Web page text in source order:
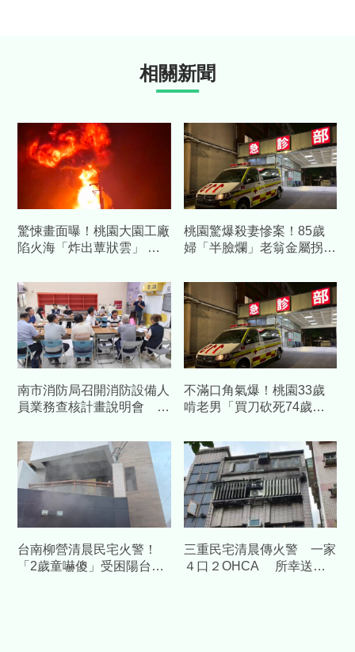
相關新聞
驚悚畫面曝！桃園大園工廠
陷火海「炸出蕈狀雲」 男
桃園驚爆殺妻慘案！85歲
婦「半臉爛」老翁金屬拐杖
期碎念
南市消防局召開消防設備人
員業務查核計畫說明會 強
品質
不滿口角氣爆！桃園33歲
啃老男「買刀砍死74歲老
樣
台南柳營清晨民宅火警！
「2歲童嚇傻」受困陽台
三重民宅清晨傳火警 一家
４口２OHCA 所幸送醫